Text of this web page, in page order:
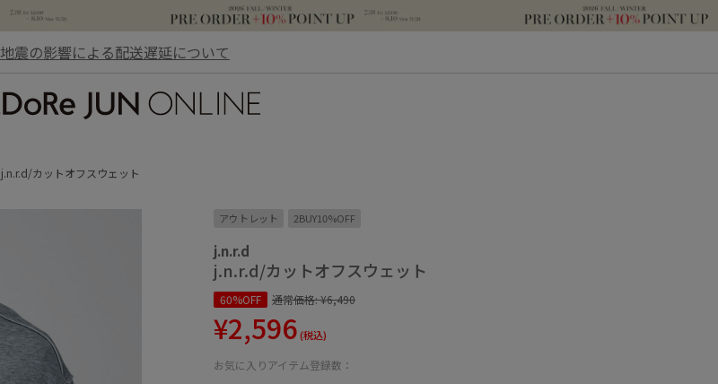
地震の影響による配送遅延について
j.n.r.d/カットオフスウェット
アウトレット 2BUY10%OFF
j.n.r.d
j.n.r.d/カットオフスウェット
60%OFF 通常価格:¥6,490
¥2,596 (税込)
お気に入りアイテム登録数：